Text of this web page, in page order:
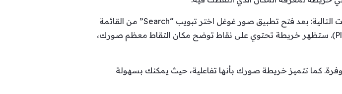
يمكنك الوصول إلى ميزة Map View بسهولة من خلال اتباع الخطوات التالية: بعد فتح تطبيق صور غوغل اختر تبويب “Search” من القائمة
السفلية للتطبيق، ثم انقر على “Your Map” في قسم الأماكن (Places). ستظهر خريطة تحتوي على نقاط توضح مكان التقاط معظم صورك،
كما تتميز خريطة صورك بأنها تفاعلية، حيث يمكنك بسهولة